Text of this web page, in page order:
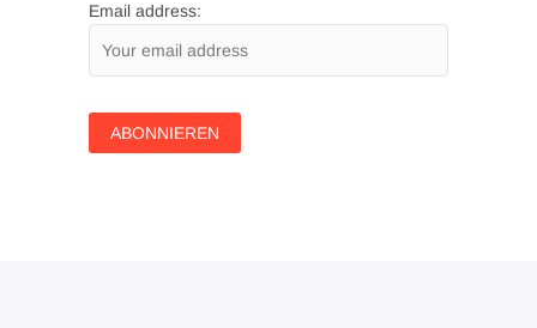
Email address: